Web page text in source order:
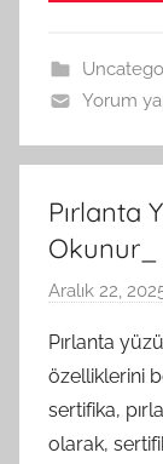
Yorum
Pırlanta
Okunur_
Aralık 22,
Pırlanta
özelliklerini
sertifika,
olarak,